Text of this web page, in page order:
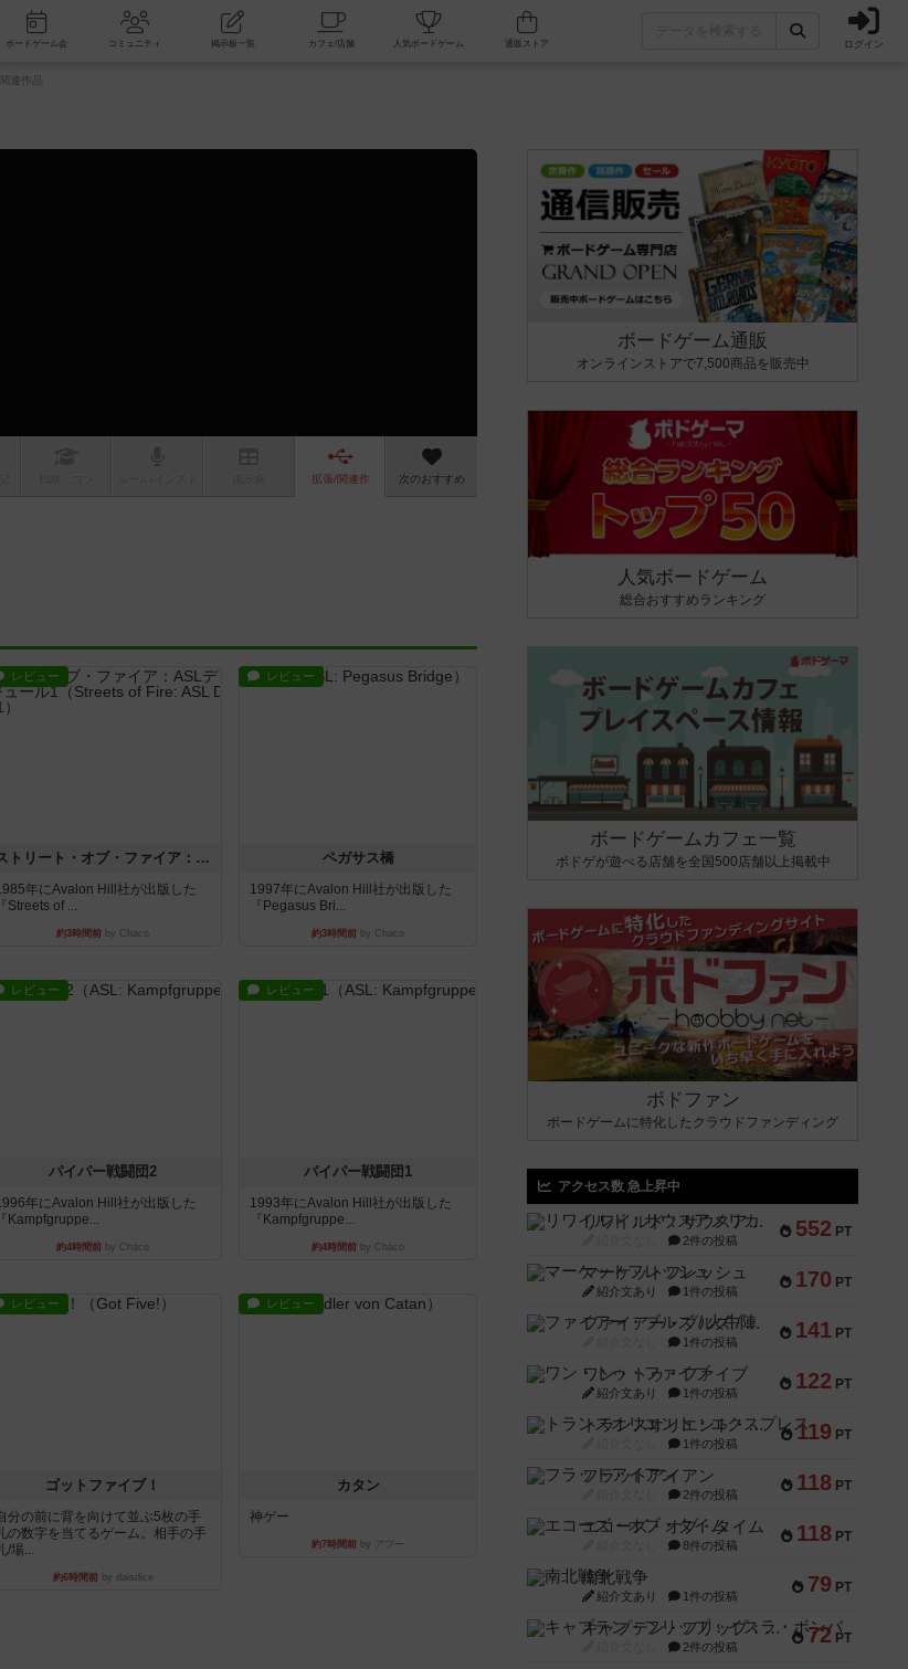
ュー ボードゲーム会 コミュニティ 掲示板一覧 カフェ/店舗 人気ボードゲーム ログイン
連作品
拡張/関連作 次のおすすめ
レビュー
ストリート・オブ・ファイア：ASLデラックスモジュール1
年にAvalon Hill社が出版した
『Streets of ...
約3時間前 by Chaco
レビュー
ペガサス橋
1997年にAvalon Hill社が出版した
『Pegasus Bri...
約3時間前 by Chaco
レビュー
パイパー戦闘団2
年にAvalon Hill社が出版した
『Kampfgruppe...
約4時間前 by Chaco
レビュー
パイパー戦闘団1
1993年にAvalon Hill社が出版した
『Kampfgruppe...
約4時間前 by Chaco
レビュー
ゴットファイブ！
分の前に背を向けて並ぶ5枚の手
の数字を当てるゲーム。相手の手
/場...
約6時間前by daisdice
レビュー
カタン
神ゲー
約7時間前 by アプー
ボードゲーム通販
オンラインストアで7,500商品を販売中
人気ボードゲーム
総合おすすめランキング
ボードゲームカフェ一覧
ボドゲが遊べる店舗を全国500店舗以上掲載中
ボドファン
ボードゲームに特化したクラウドファンディング
アクセス数 急上昇中
552 PT
リワイルド：サウスアメリカ
2件の投稿
170 PT
マーケットフレッシュ
紹介文あり 1件の投稿
141 PT
ファイアー・ブルズ / 火牛陣
1件の投稿
122 PT
ワン・トゥ・ファイブ
紹介文あり 1件の投稿
119 PT
トランスオリエント・エクスプレス
1件の投稿
118 PT
フラットアイアン
2件の投稿
118 PT
エコーズ・オブ・タイム
8件の投稿
79 PT
南北戦争
紹介文あり 1件の投稿
72 PT
キャプテン・フリップ：イスラ・ボンバ
2件の投稿